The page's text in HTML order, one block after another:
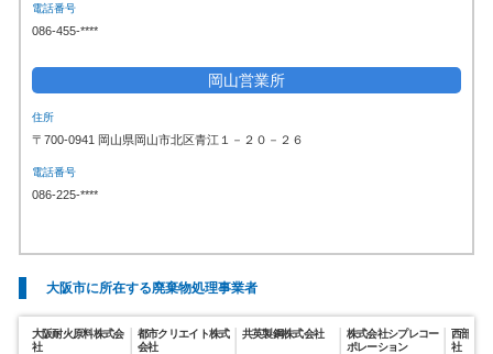
電話番号
086-455-****
岡山営業所
住所
〒700-0941 岡山県岡山市北区青江１－２０－２６
電話番号
086-225-****
大阪市に所在する廃棄物処理事業者
大阪耐火原料株式会
社
都市クリエイト株式
会社
共英製鋼株式会社
株式会社シプレコー
ポレーション
西部サ
社